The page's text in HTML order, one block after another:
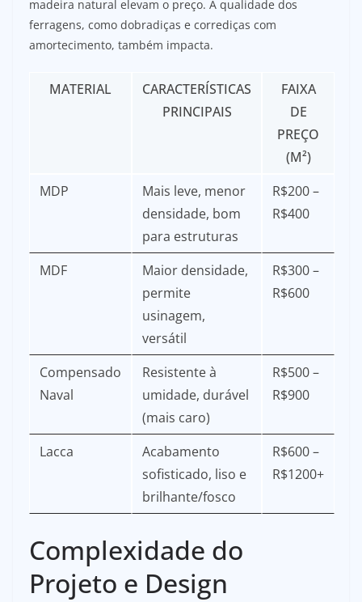
madeira natural elevam o preço. A qualidade dos
ferragens, como dobradiças e corrediças com
amortecimento, também impacta.
MATERIAL
CARACTERÍSTICAS
PRINCIPAIS
FAIXA
DE
PREÇO
(M²)
MDP
Mais leve, menor
densidade, bom
para estruturas
R$200 –
R$400
MDF
Maior densidade,
permite
usinagem,
versátil
R$300 –
R$600
Compensado
Naval
Resistente à
umidade, durável
(mais caro)
R$500 –
R$900
Lacca
Acabamento
sofisticado, liso e
brilhante/fosco
R$600 –
R$1200+
Complexidade do
Projeto e Design